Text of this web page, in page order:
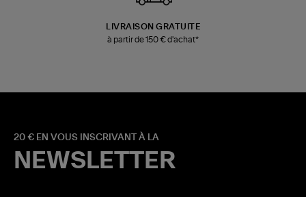
LIVRAISON GRATUITE
à partir de 150 € d'achat*
20 € EN VOUS INSCRIVANT À LA
NEWSLETTER